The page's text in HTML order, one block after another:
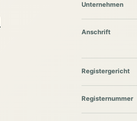
Unternehmen
Anschrift
Registergericht
Registernummer